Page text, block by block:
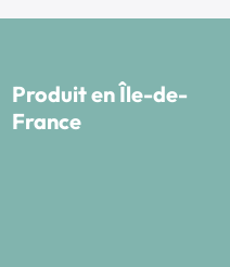
Produit en Île-de-
France